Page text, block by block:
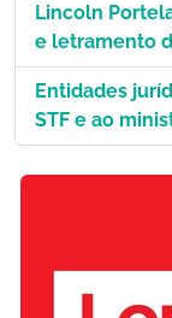
Lincoln
e letramento
Entidades
STF e ao